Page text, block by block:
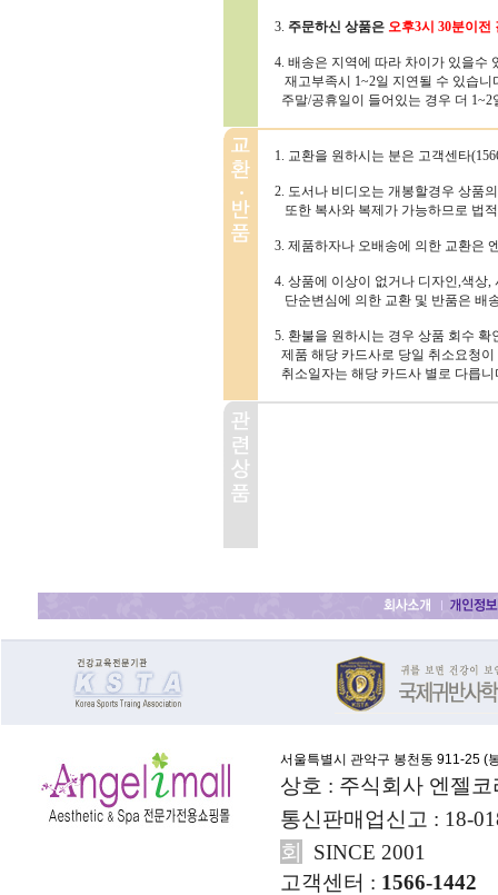
3. 주문하신 상품은 오후3시 30분이전
4. 배송은 지역에 따라 차이가 있을수
재고부족시 1~2일 지연될 수 있습니
주말/공휴일이 들어있는 경우 더
1. 교환을 원하시는 분은 고객센타
2. 도서나 비디오는 개봉할경우 상품
또한 복사와 복제가 가능하므로 법
3. 제품하자나 오배송에 의한 교환은
4. 상품에 이상이 없거나 디자인,색상
단순변심에 의한 교환 및 반품은 배
5. 환불을 원하시는 경우 상품 회수
제품 해당 카드사로 당일 취소요청이
취소일자는 해당 카드사 별로 다릅니
서울특별시 관악구 봉천동 911-25 (
상호 : 주식회사 엔젤
통신판매업신고 : 18-
회
SINCE 2001
고객센터 : 1566-1442